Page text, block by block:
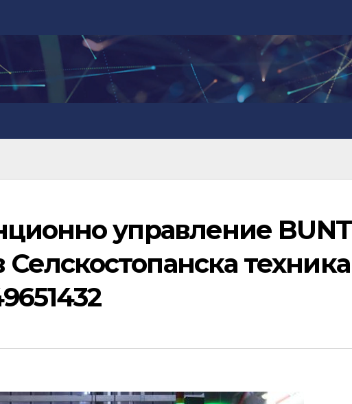
управление BUNT
Селскостопанска техника